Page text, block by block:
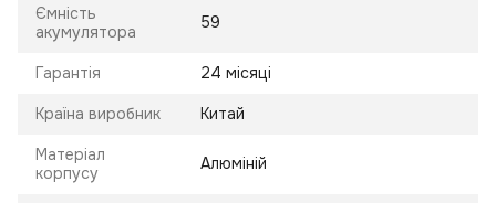
Ємність
акумулятора
59
Гарантія 24 місяці
Країна виробник Китай
Матеріал
корпусу
Алюміній